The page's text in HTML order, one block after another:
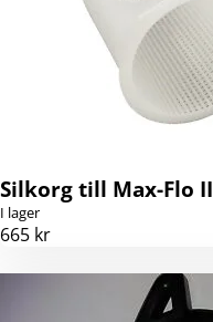
Silkorg till Max-Flo II
I lager
665 kr